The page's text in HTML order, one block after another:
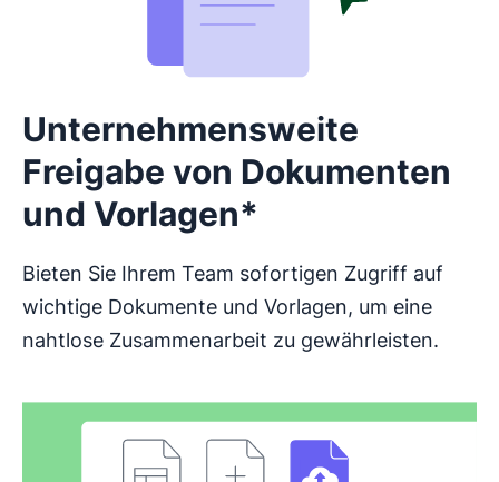
Unternehmensweite
Freigabe von Dokumenten
und Vorlagen*
Bieten Sie Ihrem Team sofortigen Zugriff auf
wichtige Dokumente und Vorlagen, um eine
nahtlose Zusammenarbeit zu gewährleisten.